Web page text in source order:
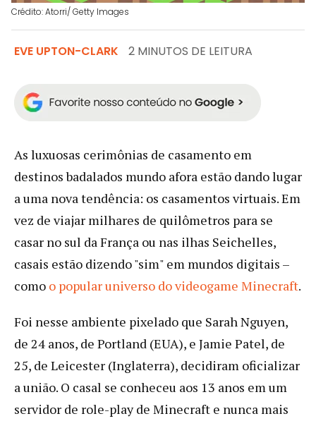
Crédito: Atorri/ Getty Images
EVE UPTON-CLARK 2 MINUTOS DE LEITURA
As luxuosas cerimônias de casamento em
destinos badalados mundo afora estão dando lugar
a uma nova tendência: os casamentos virtuais. Em
vez de viajar milhares de quilômetros para se
casar no sul da França ou nas ilhas Seichelles,
casais estão dizendo "sim" em mundos digitais –
como o popular universo do videogame Minecraft.
Foi nesse ambiente pixelado que Sarah Nguyen,
de 24 anos, de Portland (EUA), e Jamie Patel, de
25, de Leicester (Inglaterra), decidiram oficializar
a união. O casal se conheceu aos 13 anos em um
servidor de role-play de Minecraft e nunca mais